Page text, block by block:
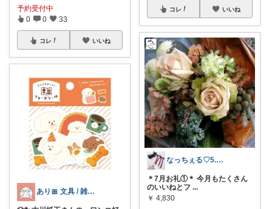
予約受付中
0 0 33
コレ いいね
あり🎀 文具 / 雑貨 / 日用品
コレ いいね
なっちぇる♡5.6感謝です🥰
＊7月お礼①＊ 今月もたくさん
のいいねとフ ...
￥ 4,830